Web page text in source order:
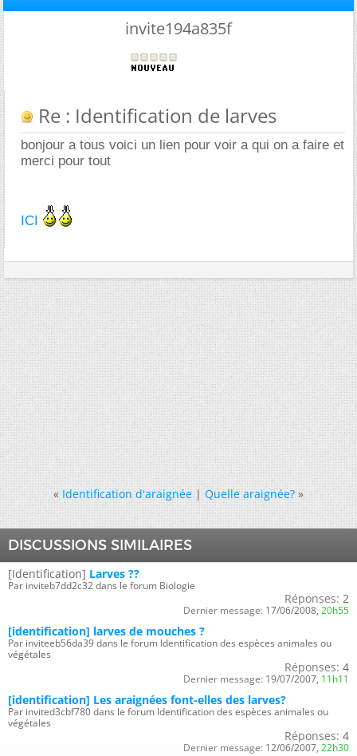
invite194a835f
Re : Identification de larves
bonjour a tous voici un lien pour voir a qui on a faire et
merci pour tout
ICI
« Identification d'araignée|Quelle araignée? »
DISCUSSIONS SIMILAIRES
[Identification] Larves ??
Par inviteb7dd2c32 dans le forum Biologie
Réponses: 2
Dernier message: 17/06/2008, 20h55
[identification] larves de mouches ?
Par inviteeb56da39 dans le forum Identification des espèces animales ou
végétales
Réponses: 4
Dernier message: 19/07/2007, 11h11
[identification] Les araignées font-elles des larves?
Par invited3cbf780 dans le forum Identification des espèces animales ou
végétales
Réponses: 4
Dernier message: 12/06/2007, 22h30